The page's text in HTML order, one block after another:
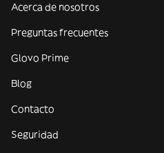
Acerca de nosotros
Preguntas frecuentes
Glovo Prime
Blog
Contacto
Seguridad